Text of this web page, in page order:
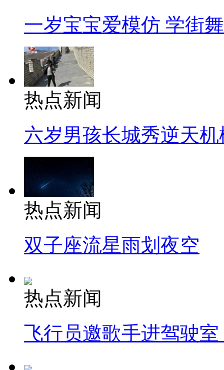
一岁宝宝爱模仿 学街
热点新闻
六岁男孩长城秀逆天机
热点新闻
双子座流星雨划夜空
热点新闻
飞行员邀歌手进驾驶